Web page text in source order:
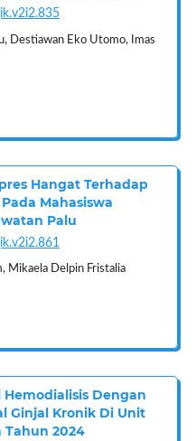
Destiawan Eko Utomo, Imas
Hangat Terhadap
Mahasiswa
Palu
Mikaela Delpin Fristalia
Dengan
Ginjal Kronik Di Unit
Tahun 2024